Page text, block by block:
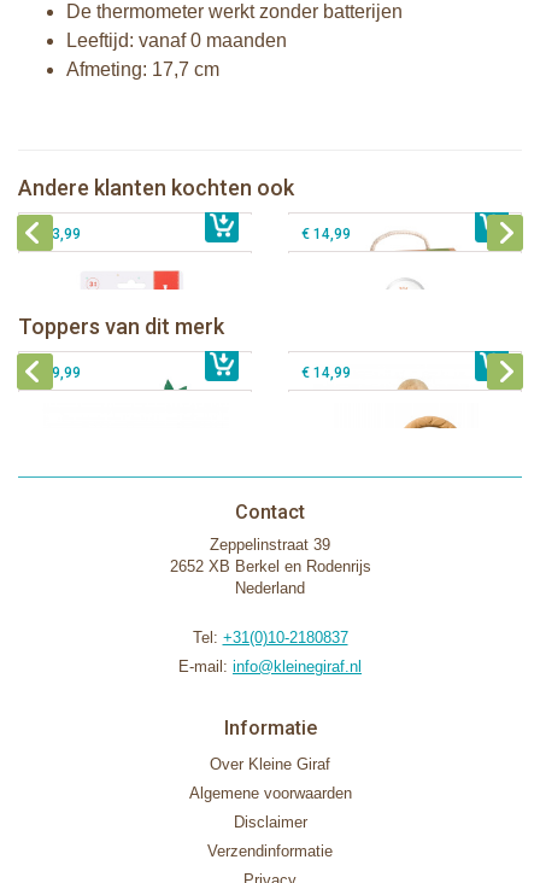
De thermometer werkt zonder batterijen
Leeftijd: vanaf 0 maanden
Afmeting: 17,7 cm
Andere klanten kochten ook
€ 10,99
Sophie de giraf Multi-textuur
rammelaar op wit/rode hangkaart
€ 13,99 € 14,99
Toppers van dit merk
Sophie de giraf Rollin' speelrol IEUF
€ 26,99
Sophie de giraf Baby Seat & Play
IEUF
Sophie de giraf Activity Wheel
€ 39,99 € 14,99
Contact
Zeppelinstraat 39
2652 XB Berkel en Rodenrijs
Nederland
Tel: +31(0)10-2180837
E-mail: info@kleinegiraf.nl
Informatie
Over Kleine Giraf
Algemene voorwaarden
Disclaimer
Verzendinformatie